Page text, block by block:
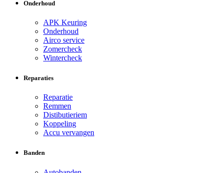
Onderhoud
APK Keuring
Onderhoud
Airco service
Zomercheck
Wintercheck
Reparaties
Reparatie
Remmen
Distibutieriem
Koppeling
Accu vervangen
Banden